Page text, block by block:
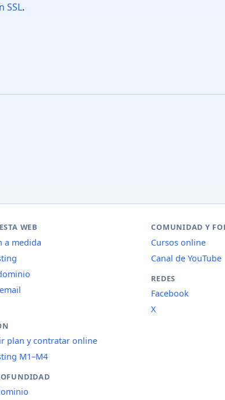
SSL.
WEB
a medida
plan y contratar online
M1–M4
COMUNIDAD Y
Cursos online
Canal de YouTube
REDES
Facebook
X